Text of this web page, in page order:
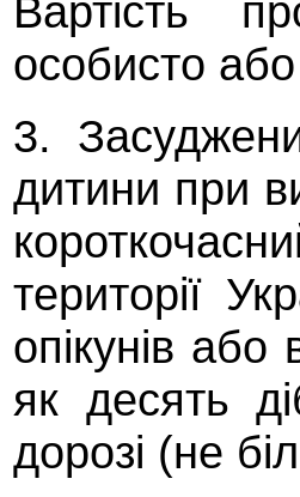
Вартість
особисто
3.
дитини при
території
опікунів
як десять
дорозі (не